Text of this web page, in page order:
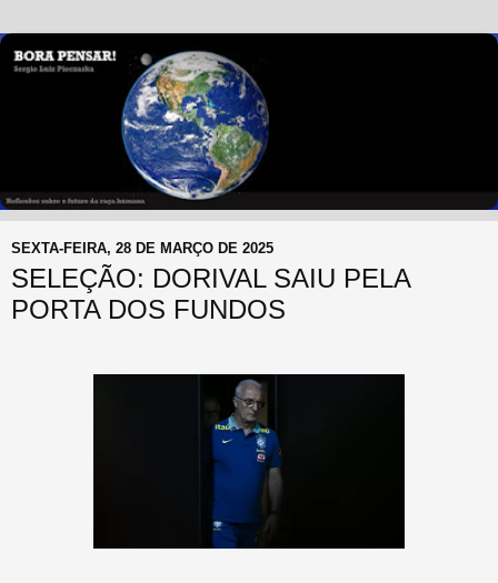
SEXTA-FEIRA, 28 DE MARÇO DE 2025
SELEÇÃO: DORIVAL SAIU PELA
PORTA DOS FUNDOS